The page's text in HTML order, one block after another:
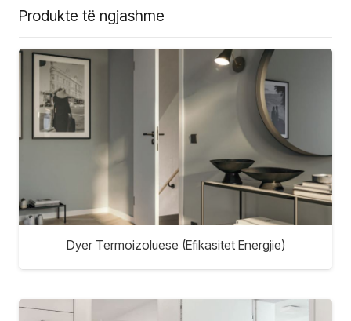
Produkte të ngjashme
Dyer Termoizoluese (Efikasitet Energjie)